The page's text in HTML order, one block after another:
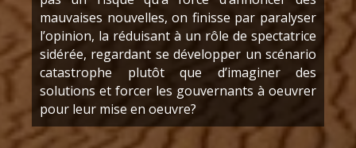
mauvaises nouvelles, on finisse par paralyser
l’opinion, la réduisant à un rôle de spectatrice
sidérée, regardant se développer un scénario
catastrophe plutôt que d’imaginer des
solutions et forcer les gouvernants à oeuvrer
pour leur mise en oeuvre?